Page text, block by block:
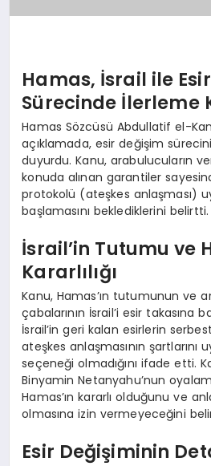
Hamas, İsrail ile
Sürecinde İlerleme
Hamas Sözcüsü Abdullatif el-
açıklamada, esir değişim
duyurdu. Kanu, arabulucuların
konuda alınan garantiler
protokolü (ateşkes anlaşması)
başlamasını beklediklerini belirtti.
İsrail’in Tutumu ve
Kararlılığı
Kanu, Hamas’ın tutumunun ve
çabalarının İsrail’i esir takasına
İsrail’in geri kalan esirlerin
ateşkes anlaşmasının şartlarını
seçeneği olmadığını ifade etti.
Binyamin Netanyahu’nun
Hamas’ın kararlı olduğunu ve
olmasına izin vermeyeceğini
Esir Değişiminin